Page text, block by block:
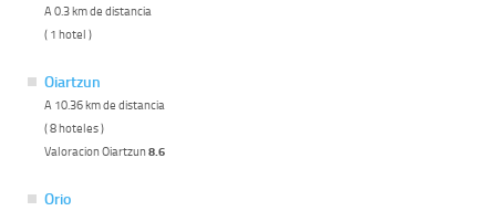
A 0.3 km de distancia
( 1 hotel )
Oiartzun
A 10.36 km de distancia
( 8 hoteles )
Valoracion Oiartzun8.6
Orio